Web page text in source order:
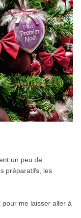
un peu de
préparatifs, les
pour me laisser aller à